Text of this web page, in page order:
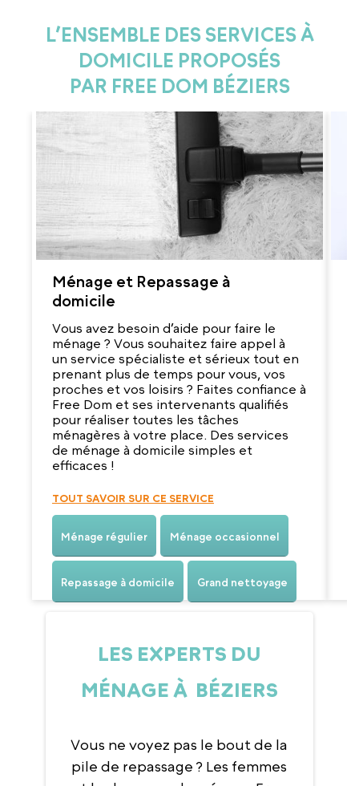
L’ENSEMBLE DES SERVICES À
DOMICILE PROPOSÉS
PAR FREE DOM BÉZIERS
Ménage et Repassage à
domicile
Vous avez besoin d’aide pour faire le
ménage ? Vous souhaitez faire appel à
un service spécialiste et sérieux tout en
prenant plus de temps pour vous, vos
proches et vos loisirs ? Faites confiance à
Free Dom et ses intervenants qualifiés
pour réaliser toutes les tâches
ménagères à votre place. Des services
de ménage à domicile simples et
efficaces !
TOUT SAVOIR SUR CE SERVICE
Ménage régulier Ménage occasionnel
Repassage à domicile Grand nettoyage
LES EXPERTS DU
MÉNAGE À BÉZIERS
Vous ne voyez pas le bout de la
pile de repassage ? Les femmes